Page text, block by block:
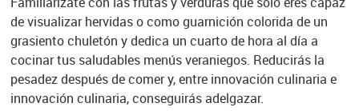
de visualizar hervidas o como guarnición colorida de un
grasiento chuletón y dedica un cuarto de hora al día a
cocinar tus saludables menús veraniegos. Reducirás la
pesadez después de comer y, entre innovación culinaria e
innovación culinaria, conseguirás adelgazar.